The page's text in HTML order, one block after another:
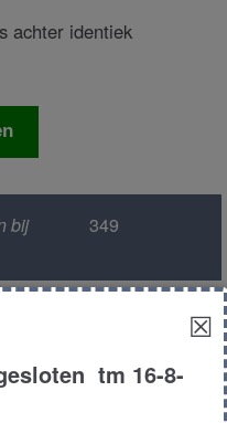
achter identiek
bij
349
324 oxford
☒
tm 16-8-